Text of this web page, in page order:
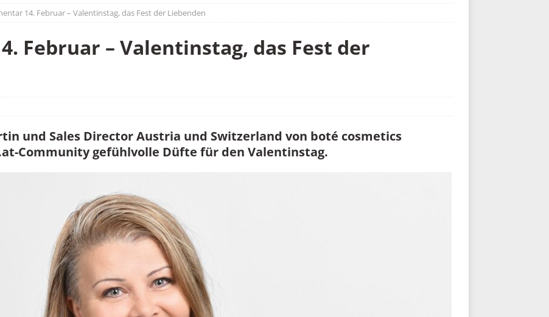
14. Februar – Valentinstag, das Fest der Liebenden
Februar – Valentinstag, das Fest der
und Sales Director Austria und Switzerland von boté cosmetics
Community gefühlvolle Düfte für den Valentinstag.